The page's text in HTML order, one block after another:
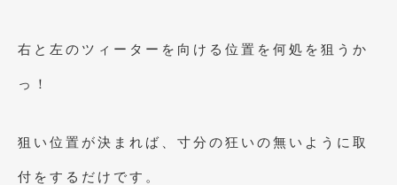
右と左のツィーターを向ける位置を何処を狙うか
っ！
狙い位置が決まれば、寸分の狂いの無いように取
付をするだけです。